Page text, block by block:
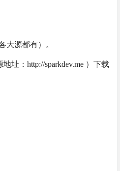
大源都有）。
址：http://sparkdev.me ）下载